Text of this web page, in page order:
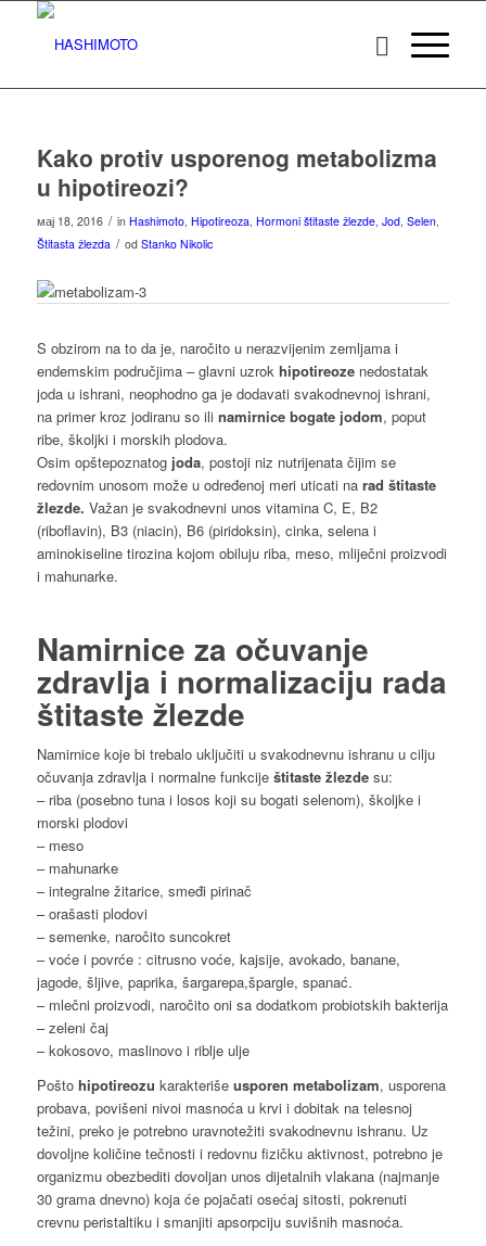
Kako protiv usporenog metabolizma
u hipotireozi?
мај 18, 2016 / in Hashimoto, Hipotireoza, Hormoni štitaste žlezde, Jod, Selen,
Štitasta žlezda / od Stanko Nikolic
S obzirom na to da je, naročito u nerazvijenim zemljama i
endemskim područjima – glavni uzrokhipotireozenedostatak
joda u ishrani, neophodno ga je dodavati svakodnevnoj ishrani,
na primer kroz jodiranu so ili namirnice bogate jodom, poput
ribe, školjki i morskih plodova.
Osim opštepoznatog joda, postoji niz nutrijenata čijim se
redovnim unosom može u određenoj meri uticati na rad štitaste
žlezde. Važan je svakodnevni unos vitamina C, E, B2
(riboflavin), B3 (niacin), B6 (piridoksin), cinka, selena i
aminokiseline tirozina kojom obiluju riba, meso, mliječni proizvodi
i mahunarke.
Namirnice za očuvanje
zdravlja i normalizaciju rada
štitaste žlezde
Namirnice koje bi trebalo uključiti u svakodnevnu ishranu u cilju
očuvanja zdravlja i normalne funkcije štitaste žlezdesu:
– riba (posebno tuna i losos koji su bogati selenom), školjke i
morski plodovi
– meso
– mahunarke
– integralne žitarice, smeđi pirinač
– orašasti plodovi
– semenke, naročito suncokret
– voće i povrće : citrusno voće, kajsije, avokado, banane,
jagode, šljive, paprika, šargarepa,špargle, spanać.
– mlečni proizvodi, naročito oni sa dodatkom probiotskih bakterija
– zeleni čaj
– kokosovo, maslinovo i riblje ulje
Poštohipotireozu karakterišeusporen metabolizam, usporena
probava, povišeni nivoi masnoća u krvi i dobitak na telesnoj
težini, preko je potrebno uravnotežiti svakodnevnu ishranu. Uz
dovoljne količine tečnosti i redovnu fizičku aktivnost, potrebno je
organizmu obezbediti dovoljan unos dijetalnih vlakana (najmanje
30 grama dnevno) koja će pojačati osećaj sitosti, pokrenuti
crevnu peristaltiku i smanjiti apsorpciju suvišnih masnoća.